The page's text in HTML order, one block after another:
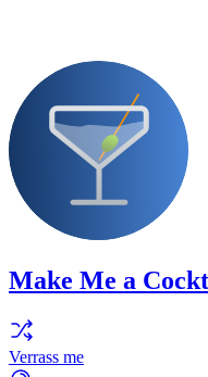
Make Me a
Verrass me